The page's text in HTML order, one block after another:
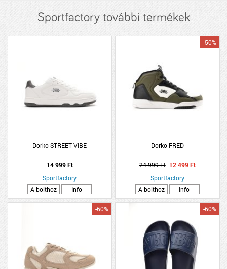
Sportfactory további termékek
Dorko STREET VIBE
14 999 Ft
Sportfactory
A bolthoz
Info
Dorko FRED
-50%
24 999 Ft 12 499 Ft
Sportfactory
A bolthoz
Info
-60% -60%